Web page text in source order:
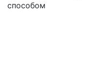
способом